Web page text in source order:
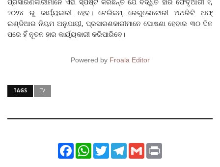
୨୦୨୪ ରୁ କାର୍ଯ୍ୟକାରୀ ହେବ। ଟେଲିକମ୍ ରେଗୁଲେଟୋରୀ ଅଥରିଟି ଅଫ୍
ଇଣ୍ଡିଆର ନିୟମ ଅନୁଯାୟୀ, ପ୍ରସାରଣକାରୀମାନେ ଘୋଷଣା ହେବାର ୩୦ ଦିନ
ପରେ ହିଁ ନୂତନ ହାର କାର୍ୟ୍ୟକାରୀ କରିପାରିବେ।
Powered by Froala Editor
TAGS TV
FacebookWhatsApp
TwitterTelegram
Gmail